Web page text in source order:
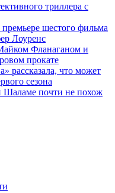
триллера с
шестого фильма
Лоуренс
Фланаганом и
прокате
рассказала, что может
сезона
почти не похож